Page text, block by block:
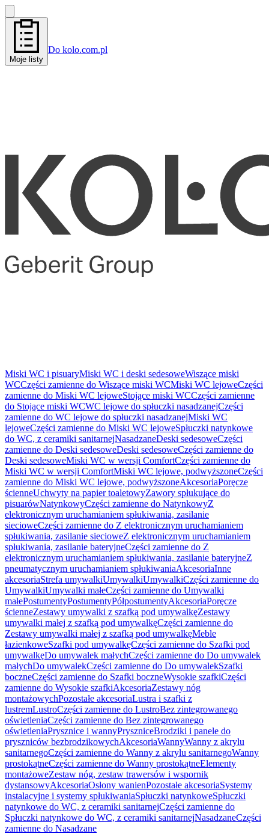
Moje listy
Do kolo.com.pl
Miski WC i pisuaryMiski WC i deski sedesoweWiszące miski
WCCzęści zamienne do Wiszące miski WCMiski WC lejoweCzęści
zamienne do Miski WC lejoweStojące miski WCCzęści zamienne
do Stojące miski WCWC lejowe do spłuczki nasadzanejCzęści
zamienne do WC lejowe do spłuczki nasadzanejMiski WC
lejoweCzęści zamienne do Miski WC lejoweSpłuczki natynkowe
do WC, z ceramiki sanitarnejNasadzaneDeski sedesoweCzęści
zamienne do Deski sedesoweDeski sedesoweCzęści zamienne do
Deski sedesoweMiski WC w wersji ComfortCzęści zamienne do
Miski WC w wersji ComfortMiski WC lejowe, podwyższoneCzęści
zamienne do Miski WC lejowe, podwyższoneAkcesoriaPoręcze
ścienneUchwyty na papier toaletowyZawory spłukujące do
pisuarówNatynkowyCzęści zamienne do NatynkowyZ
elektronicznym uruchamianiem spłukiwania, zasilanie
siecioweCzęści zamienne do Z elektronicznym uruchamianiem
spłukiwania, zasilanie siecioweZ elektronicznym uruchamianiem
spłukiwania, zasilanie bateryjneCzęści zamienne do Z
elektronicznym uruchamianiem spłukiwania, zasilanie bateryjneZ
pneumatycznym uruchamianiem spłukiwaniaAkcesoriaInne
akcesoriaStrefa umywalkiUmywalkiUmywalkiCzęści zamienne do
UmywalkiUmywalki małeCzęści zamienne do Umywalki
małePostumentyPostumentyPółpostumentyAkcesoriaPoręcze
ścienneZestawy umywalki z szafką pod umywalkęZestawy
umywalki małej z szafką pod umywalkęCzęści zamienne do
Zestawy umywalki małej z szafką pod umywalkęMeble
łazienkoweSzafki pod umywalkęCzęści zamienne do Szafki pod
umywalkęDo umywalek małychCzęści zamienne do Do umywalek
małychDo umywalekCzęści zamienne do Do umywalekSzafki
boczneCzęści zamienne do Szafki boczneWysokie szafkiCzęści
zamienne do Wysokie szafkiAkcesoriaZestawy nóg
montażowychPozostałe akcesoriaLustra i szafki z
lustremLustroCzęści zamienne do LustroBez zintegrowanego
oświetleniaCzęści zamienne do Bez zintegrowanego
oświetleniaPrysznice i wannyPryszniceBrodziki i panele do
pryszniców bezbrodzikowychAkcesoriaWannyWanny z akrylu
sanitarnegoCzęści zamienne do Wanny z akrylu sanitarnegoWanny
prostokątneCzęści zamienne do Wanny prostokątneElementy
montażoweZestaw nóg, zestaw trawersów i wspornik
dystansowyAkcesoriaOsłony wanienPozostałe akcesoriaSystemy
instalacyjne i systemy spłukiwaniaSpłuczki natynkoweSpłuczki
natynkowe do WC, z ceramiki sanitarnejCzęści zamienne do
Spłuczki natynkowe do WC, z ceramiki sanitarnejNasadzaneCzęści
zamienne do Nasadzane